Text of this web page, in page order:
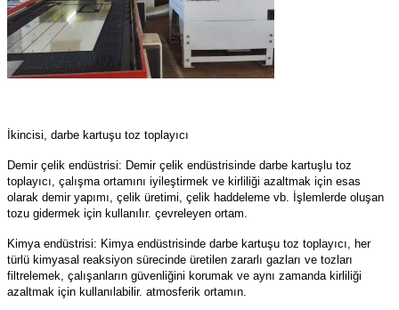
İkincisi, darbe kartuşu toz toplayıcı
Demir çelik endüstrisi: Demir çelik endüstrisinde darbe kartuşlu toz
toplayıcı, çalışma ortamını iyileştirmek ve kirliliği azaltmak için esas
olarak demir yapımı, çelik üretimi, çelik haddeleme vb. İşlemlerde oluşan
tozu gidermek için kullanılır. çevreleyen ortam.
Kimya endüstrisi: Kimya endüstrisinde darbe kartuşu toz toplayıcı, her
türlü kimyasal reaksiyon sürecinde üretilen zararlı gazları ve tozları
filtrelemek, çalışanların güvenliğini korumak ve aynı zamanda kirliliği
azaltmak için kullanılabilir. atmosferik ortamın.